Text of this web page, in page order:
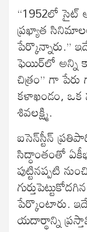
“1952లో సైట్‍
ప్రఖ్యాత
పేర్కొన్నారు.”
ఫెయిర్‍లో అన్ని
చిత్రం” గా
కళాఖండం, ఒక
శివలక్ష్మి.
ఐసెన్‍స్టీన్‍
సిద్ధాంతంతో
పుట్టినప్పటి
పేర్కొంటారు.
యదార్థాన్ని